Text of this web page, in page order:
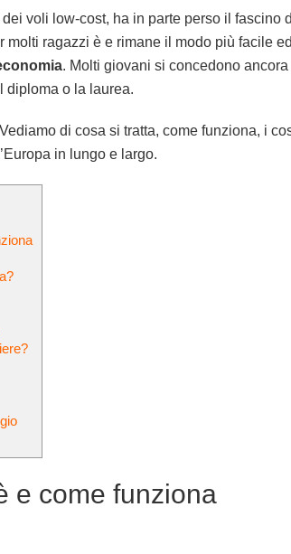
voli low-cost, ha in parte perso il fascino
molti ragazzi è e rimane il modo più facile
. Molti giovani si concedono ancora
diploma o la laurea.
Vediamo di cosa si tratta, come funziona, i
in lungo e largo.
e come funziona